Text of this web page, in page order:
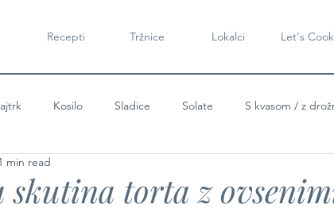
Recepti Tržnice Lokalci Let's
Kosilo Sladice Solate S kvasom / z
torta z
min read